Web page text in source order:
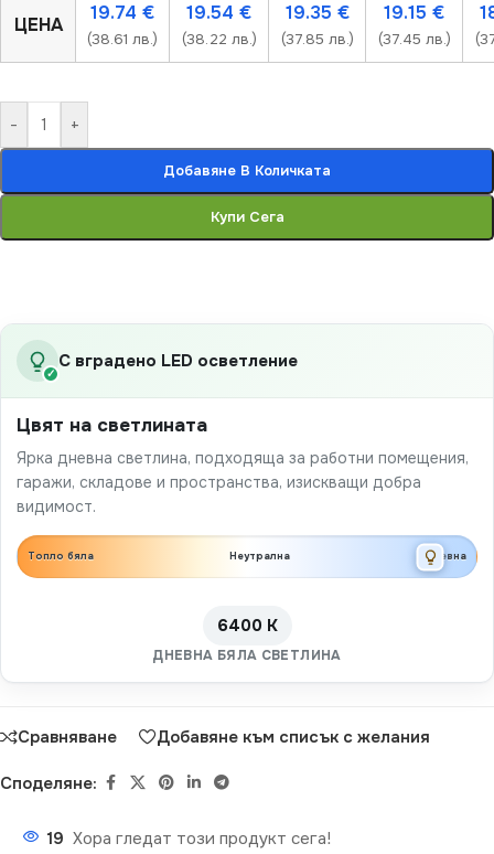
ЦЕНА
19.74 €
(38.61 лв.)
19.54 €
(38.22 лв.)
19.35 €
(37.85 лв.)
19.15 €
(37.45 лв.)
- +
Добавяне В Количката
Купи Сега
✓
С вградено LED осветление
Цвят на светлината
Ярка дневна светлина, подходяща за работни помещения,
гаражи, складове и пространства, изискващи добра
видимост.
Топло бяла Неутрална Дневна
6400 K
ДНЕВНА БЯЛА СВЕТЛИНА
Сравняване Добавяне към списък с желания
Споделяне:
19 Хора гледат този продукт сега!